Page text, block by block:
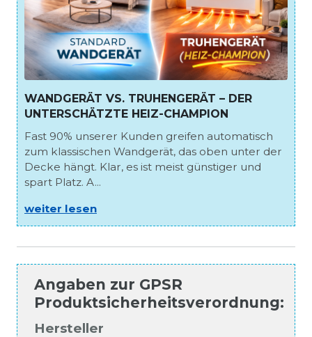
WANDGERÄT VS. TRUHENGERÄT – DER
UNTERSCHÄTZTE HEIZ-CHAMPION
Fast 90% unserer Kunden greifen automatisch
zum klassischen Wandgerät, das oben unter der
Decke hängt. Klar, es ist meist günstiger und
spart Platz. A...
weiter lesen
Angaben zur GPSR
Produktsicherheitsverordnung:
Hersteller